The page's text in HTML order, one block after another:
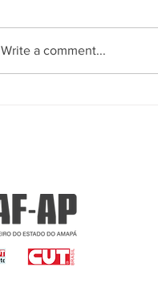
Write a comment...